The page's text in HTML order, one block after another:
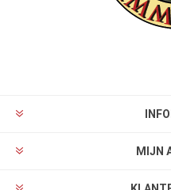
MIJN